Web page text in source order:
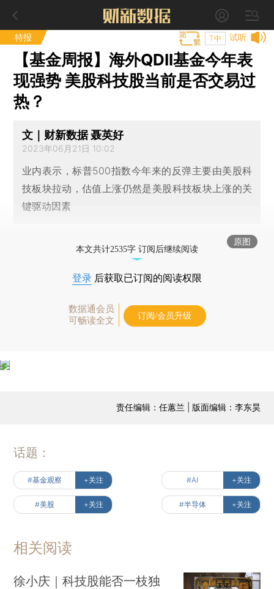
特报 试听
T中
【基金周报】海外QDII基金今年表
现强势 美股科技股当前是否交易过
热？
文｜财新数据 聂英好
2023年06月21日 10:02
业内表示，标普500指数今年来的反弹主要由美股科
技板块拉动，估值上涨仍然是美股科技板块上涨的关
键驱动因素
原图
本文共计2535字 订阅后继续阅读
登录 后获取已订阅的阅读权限
数据通会员
可畅读全文
订阅/会员升级
责任编辑：任蕙兰 | 版面编辑：李东昊
话题：
#基金观察 +关注 #AI +关注
#美股 +关注 #半导体 +关注
相关阅读
徐小庆｜科技股能否一枝独